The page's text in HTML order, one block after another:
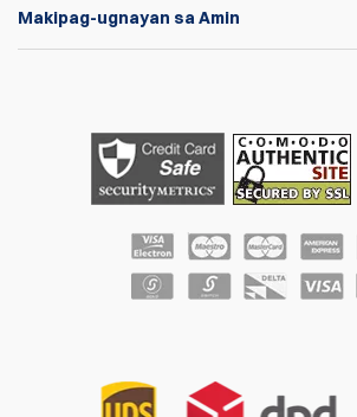
Makipag-ugnayan sa Amin